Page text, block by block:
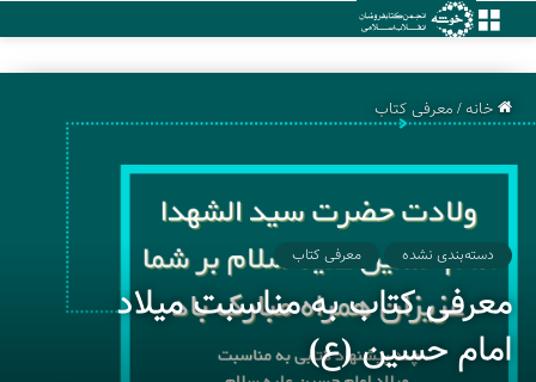
منو
خانه/معرفی کتاب
دسته‌بندی نشده معرفی کتاب
معرفی کتاب به مناسبت میلاد
امام حسین (ع)